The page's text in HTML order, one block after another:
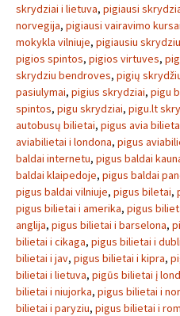
skrydziai i lietuva, pigiausi
norvegija, pigiausi vairavimo
mokykla vilniuje, pigiausiu
pigios spintos, pigios virtuves,
skrydziu bendroves, pigių
pasiulymai, pigius skrydziai, pigu
spintos, pigu skrydziai, pigu.lt
autobusų bilietai, pigus avia
aviabilietai i londona, pigus
baldai internetu, pigus baldai
baldai klaipedoje, pigus baldai
pigus baldai vilniuje, pigus biletai,
pigus bilietai i amerika, pigus
anglija, pigus bilietai i barselona,
bilietai i cikaga, pigus bilietai i
bilietai i jav, pigus bilietai i kipra,
bilietai i lietuva, pigūs bilietai į
bilietai i niujorka, pigus bilietai i
bilietai i paryziu, pigus bilietai i